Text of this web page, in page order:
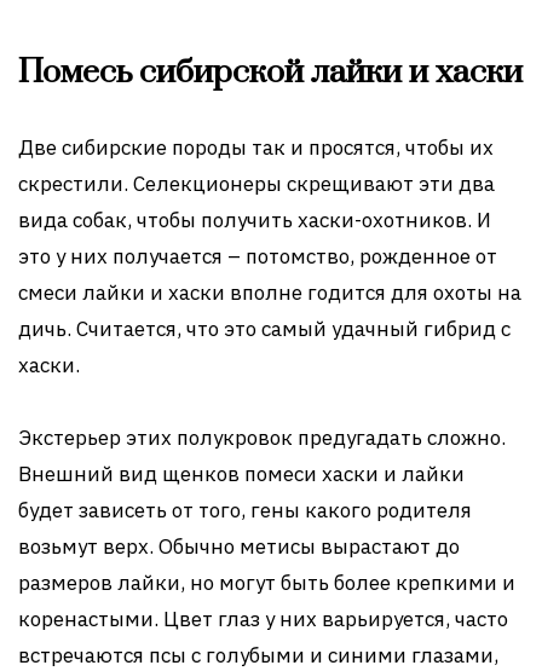
Помесь сибирской лайки и хаски
Две сибирские породы так и просятся, чтобы их
скрестили. Селекционеры скрещивают эти два
вида собак, чтобы получить хаски-охотников. И
это у них получается – потомство, рожденное от
смеси лайки и хаски вполне годится для охоты на
дичь. Считается, что это самый удачный гибрид с
хаски.
Экстерьер этих полукровок предугадать сложно.
Внешний вид щенков помеси хаски и лайки
будет зависеть от того, гены какого родителя
возьмут верх. Обычно метисы вырастают до
размеров лайки, но могут быть более крепкими и
коренастыми. Цвет глаз у них варьируется, часто
встречаются псы с голубыми и синими глазами,